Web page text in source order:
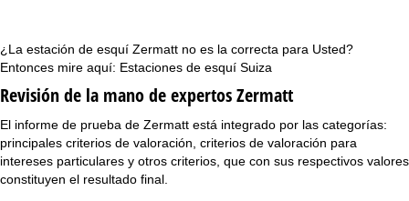
¿La estación de esquí Zermatt no es la correcta para Usted?
Entonces mire aquí: Estaciones de esquí Suiza
Revisión de la mano de expertos Zermatt
El informe de prueba de Zermatt está integrado por las categorías:
principales criterios de valoración, criterios de valoración para
intereses particulares y otros criterios, que con sus respectivos valores
constituyen el resultado final.